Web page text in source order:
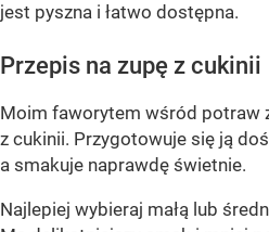
jest pyszna i łatwo dostępna.
Przepis na zupę z cukinii
Moim faworytem wśród potraw
z cukinii. Przygotowuje się ją
a smakuje naprawdę świetnie.
Najlepiej wybieraj małą lub